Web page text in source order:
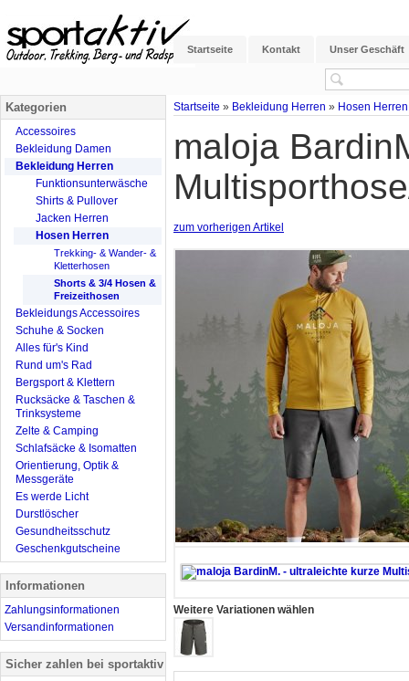
Startseite Kontakt Unser Geschäft
Startseite » Bekleidung Herren » Hosen Herren
maloja
zum vorherigen Artikel
Weitere Variationen wählen
Kategorien
Accessoires
Bekleidung Damen
Bekleidung Herren
Funktionsunterwäsche
Shirts & Pullover
Jacken Herren
Hosen Herren
Trekking- & Wander- &
Kletterhosen
Shorts & 3/4 Hosen &
Freizeithosen
Bekleidungs Accessoires
Schuhe & Socken
Alles für's Kind
Rund um's Rad
Bergsport & Klettern
Rucksäcke & Taschen &
Trinksysteme
Zelte & Camping
Schlafsäcke & Isomatten
Orientierung, Optik &
Messgeräte
Es werde Licht
Durstlöscher
Gesundheitsschutz
Geschenkgutscheine
Informationen
Zahlungsinformationen
Versandinformationen
Sicher zahlen bei sportaktiv